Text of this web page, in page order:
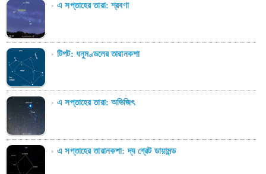
এ সপ্তাহের তারা: শ্রবণা
টিপট: ধনুমণ্ডলের তারানকশা
এ সপ্তাহের তারা: অভিজিৎ
এ সপ্তাহের তারানকশা: দ্য গ্রেট ডায়ামন্ড